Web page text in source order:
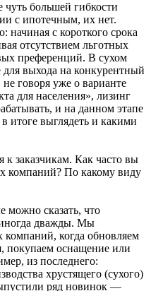
большей гибкости
с ипотечным, их нет.
начиная с короткого срока
отсутствием льготных
преференций. В сухом
для выхода на конкурентный
говоря уже о варианте
для населения», лизинг
и на данном этапе
итоге выглядеть и какими
к заказчикам. Как часто вы
компаний? По какому виду
можно сказать, что
иногда дважды. Мы
компаний, когда обновляем
покупаем оснащение или
из последнего:
хрустящего (сухого)
ряд новинок —